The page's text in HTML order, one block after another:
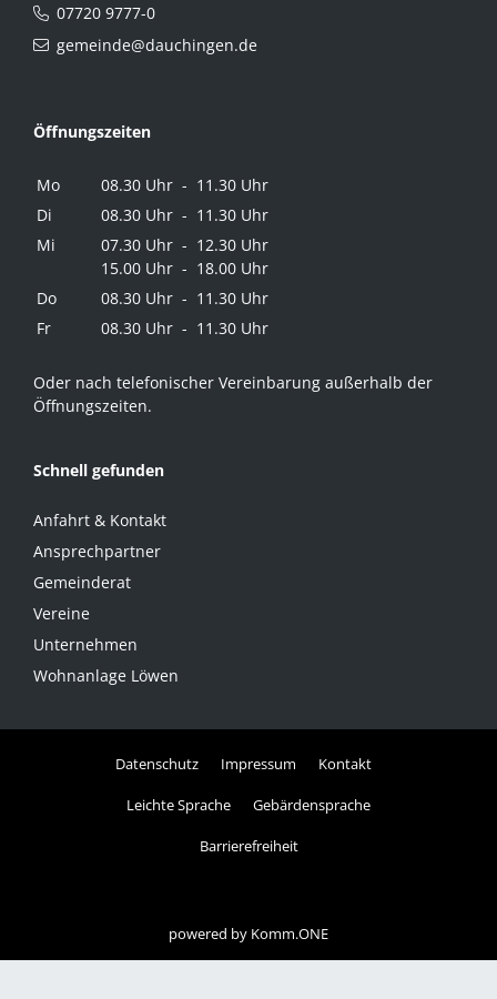
07720 9777-0
gemeinde@dauchingen.de
Öffnungszeiten
Mo
08.30 Uhr - 11.30 Uhr
Di
08.30 Uhr - 11.30 Uhr
Mi
07.30 Uhr - 12.30 Uhr
15.00 Uhr - 18.00 Uhr
Do
08.30 Uhr - 11.30 Uhr
Fr
08.30 Uhr - 11.30 Uhr
Oder nach telefonischer Vereinbarung außerhalb der
Öffnungszeiten.
Schnell gefunden
Anfahrt & Kontakt
Ansprechpartner
Gemeinderat
Vereine
Unternehmen
Wohnanlage Löwen
Datenschutz Impressum Kontakt
Leichte Sprache Gebärdensprache
Barrierefreiheit
powered by Komm.ONE